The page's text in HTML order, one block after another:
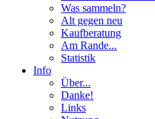
Was sammeln?
Alt gegen neu
Kaufberatung
Am Rande...
Statistik
Info
Über...
Danke!
Links